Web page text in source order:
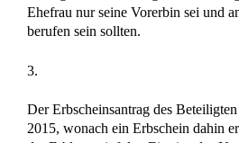
Ehefrau nur seine Vorerbin sei und
berufen sein sollten.
3.
Der Erbscheinsantrag des
2015, wonach ein Erbschein dahin